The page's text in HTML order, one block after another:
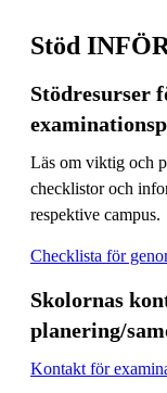
Stöd
Stödresurser
Läs om viktig och
checklistor och
respektive campus.
Checklista för
Skolornas
planering/
Kontakt för